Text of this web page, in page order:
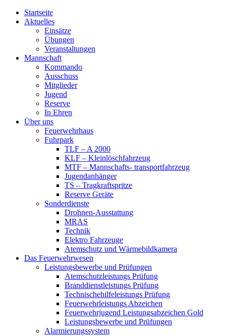
Startseite
Aktuelles
Einsätze
Übungen
Veranstaltungen
Mannschaft
Kommando
Ausschuss
Mitglieder
Jugend
Reserve
In Ehren
Über uns
Feuerwehrhaus
Fuhrpark
TLF – A 2000
KLF – Kleinlöschfahrzeug
MTF – Mannschafts- transportfahrzeug
Jugendanhänger
TS – Tragkraftspritze
Reserve Geräte
Sonderdienste
Drohnen-Ausstattung
MRAS
Technik
Elektro Fahrzeuge
Atemschutz und Wärmebildkamera
Das Feuerwehrwesen
Leistungsbewerbe und Prüfungen
Atemschutzleistungs Prüfung
Branddienstleistungs Prüfung
Technischehilfeleistungs Prüfung
Feuerwehrleistungs Abzeichen
Feuerwehrjugend Leistungsabzeichen Gold
Leistungsbewerbe und Prüfungen
Alarmierungssystem